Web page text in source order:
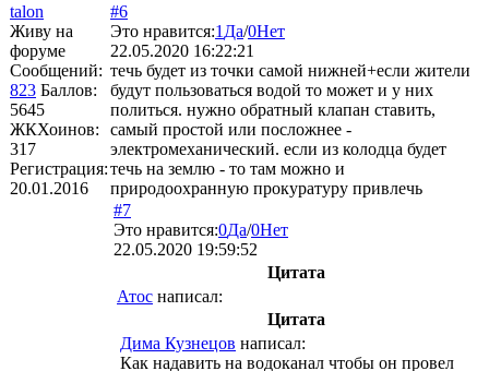
talon
Живу на
форуме
Сообщений:
823 Баллов:
5645
ЖКХоинов:
317
Регистрация:
20.01.2016
#6
Это нравится:1 Да/0Нет
22.05.2020 16:22:21
течь будет из точки самой нижней+если жители
будут пользоваться водой то может и у них
политься. нужно обратный клапан ставить,
самый простой или посложнее -
электромеханический. если из колодца будет
течь на землю - то там можно и
природоохранную прокуратуру привлечь
#7
Это нравится:0Да/0Нет
22.05.2020 19:59:52
Цитата
Атос написал:
Цитата
Дима Кузнецов написал:
Как надавить на водоканал чтобы он провел